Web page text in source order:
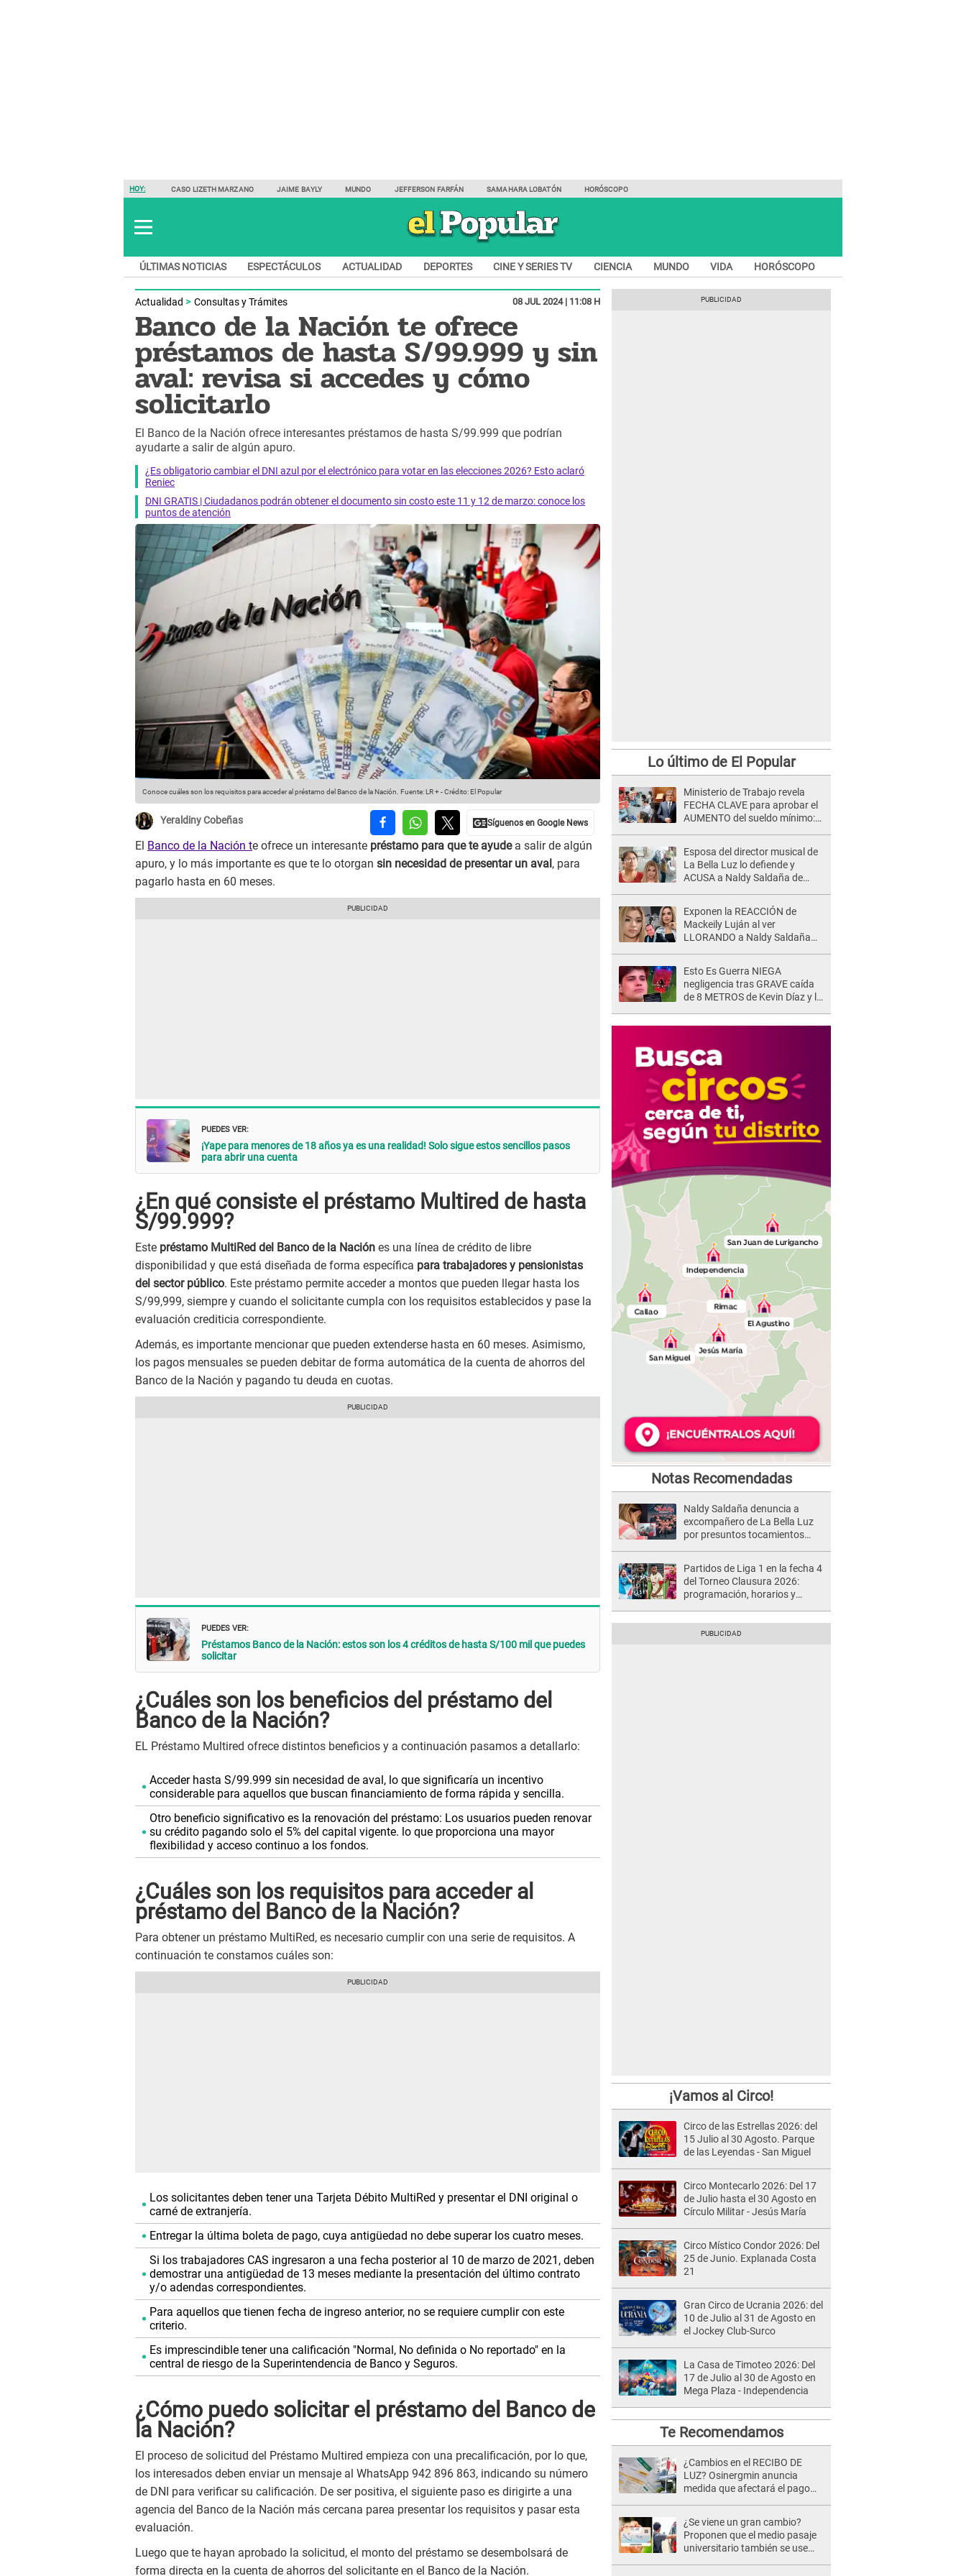
HOY: CASO LIZETH MARZANO JAIME BAYLY MUNDO JEFFERSON FARFÁN SAMAHARA LOBATÓN HORÓSCOPO
ÚLTIMAS NOTICIAS ESPECTÁCULOS ACTUALIDAD DEPORTES CINE Y SERIES TV CIENCIA MUNDO VIDA HORÓSCOPO
Actualidad Consultas y Trámites 08 JUL 2024 | 11:08 H
Banco de la Nación te ofrece
préstamos de hasta S/99.999 y sin
aval: revisa si accedes y cómo
solicitarlo
El Banco de la Nación ofrece interesantes préstamos de hasta S/99.999 que podrían
ayudarte a salir de algún apuro.
¿Es obligatorio cambiar el DNI azul por el electrónico para votar en las elecciones 2026? Esto aclaró
Reniec
DNI GRATIS | Ciudadanos podrán obtener el documento sin costo este 11 y 12 de marzo: conoce los
puntos de atención
Conoce cuáles son los requisitos para acceder al préstamo del Banco de la Nación. Fuente: LR +-Crédito: El Popular
Yeraldiny Cobeñas
El Banco de la Nación te ofrece un interesante préstamo para que te ayudea salir de algún
apuro, y lo más importante es que te lo otorgan sin necesidad de presentar un aval , para
pagarlo hasta en 60 meses.
PUEDES VER:
¡Yape para menores de 18 años ya es una realidad! Solo sigue estos sencillos pasos
para abrir una cuenta
¿En qué consiste el préstamo Multired de hasta
S/99.999?
Este préstamo MultiRed del Banco de la Nación es una línea de crédito de libre
disponibilidad y que está diseñada de forma específica para trabajadores y pensionistas
del sector público. Este préstamo permite acceder a montos que pueden llegar hasta los
S/99,999, siempre y cuando el solicitante cumpla con los requisitos establecidos y pase la
evaluación crediticia correspondiente.
Además, es importante mencionar que pueden extenderse hasta en 60 meses. Asimismo,
los pagos mensuales se pueden debitar de forma automática de la cuenta de ahorros del
Banco de la Nación y pagando tu deuda en cuotas.
PUEDES VER:
Préstamos Banco de la Nación: estos son los 4 créditos de hasta S/100 mil que puedes
solicitar
¿Cuáles son los beneficios del préstamo del
Banco de la Nación?
EL Préstamo Multired ofrece distintos beneficios y a continuación pasamos a detallarlo:
Acceder hasta S/99.999 sin necesidad de aval, lo que significaría un incentivo
considerable para aquellos que buscan financiamiento de forma rápida y sencilla.
Otro beneficio significativo es la renovación del préstamo: Los usuarios pueden renovar
su crédito pagando solo el 5% del capital vigente. lo que proporciona una mayor
flexibilidad y acceso continuo a los fondos.
¿Cuáles son los requisitos para acceder al
préstamo del Banco de la Nación?
Para obtener un préstamo MultiRed, es necesario cumplir con una serie de requisitos. A
continuación te constamos cuáles son:
Los solicitantes deben tener una Tarjeta Débito MultiRed y presentar el DNI original o
carné de extranjería.
Entregar la última boleta de pago, cuya antigüedad no debe superar los cuatro meses.
Si los trabajadores CAS ingresaron a una fecha posterior al 10 de marzo de 2021, deben
demostrar una antigüedad de 13 meses mediante la presentación del último contrato
y/o adendas correspondientes.
Para aquellos que tienen fecha de ingreso anterior, no se requiere cumplir con este
criterio.
Es imprescindible tener una calificación "Normal, No definida o No reportado" en la
central de riesgo de la Superintendencia de Banco y Seguros.
¿Cómo puedo solicitar el préstamo del Banco de
la Nación?
El proceso de solicitud del Préstamo Multired empieza con una precalificación, por lo que,
los interesados deben enviar un mensaje al WhatsApp 942 896 863, indicando su número
de DNI para verificar su calificación. De ser positiva, el siguiente paso es dirigirte a una
agencia del Banco de la Nación más cercana parea presentar los requisitos y pasar esta
evaluación.
Luego que te hayan aprobado la solicitud, el monto del préstamo se desembolsará de
forma directa en la cuenta de ahorros del solicitante en el Banco de la Nación.
Lo último de El Popular
Ministerio de Trabajo revela
FECHA CLAVE para aprobar el
AUMENTO del sueldo mínimo:
Esposa del director musical de
La Bella Luz lo defiende y
ACUSA a Naldy Saldaña de
Exponen la REACCIÓN de
Mackeily Luján al ver
LLORANDO a Naldy Saldaña
Esto Es Guerra NIEGA
negligencia tras GRAVE caída
de 8 METROS de Kevin Díaz y lo
Notas Recomendadas
Naldy Saldaña denuncia a
excompañero de La Bella Luz
por presuntos tocamientos
Partidos de Liga 1 en la fecha 4
del Torneo Clausura 2026:
programación, horarios y
¡Vamos al Circo!
Circo de las Estrellas 2026: del
15 Julio al 30 Agosto. Parque
de las Leyendas - San Miguel
Circo Montecarlo 2026: Del 17
de Julio hasta el 30 Agosto en
Círculo Militar - Jesús María
Circo Místico Condor 2026: Del
25 de Junio. Explanada Costa
21
Gran Circo de Ucrania 2026: del
10 de Julio al 31 de Agosto en
el Jockey Club-Surco
La Casa de Timoteo 2026: Del
17 de Julio al 30 de Agosto en
Mega Plaza - Independencia
Te Recomendamos
¿Cambios en el RECIBO DE
LUZ? Osinergmin anuncia
medida que afectará el pago
¿Se viene un gran cambio?
Proponen que el medio pasaje
universitario también se use